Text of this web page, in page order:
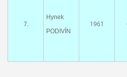
7.
Hynek
PODIVÍN
1961